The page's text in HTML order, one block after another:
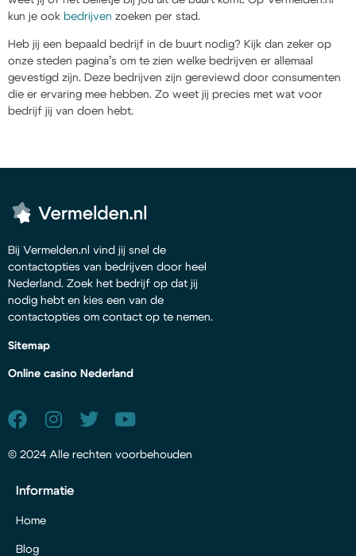
kun je ook bedrijven zoeken per stad.
Heb jij een bepaald bedrijf in de buurt nodig? Kijk dan zeker op
onze steden pagina’s om te zien welke bedrijven er allemaal
gevestigd zijn. Deze bedrijven zijn gereviewd door consumenten
die er ervaring mee hebben. Zo weet jij precies met wat voor
bedrijf jij van doen hebt.
Bij Vermelden.nl vind jij snel de
contactopties van bedrijven door heel
Nederland. Zoek het bedrijf op dat jij
nodig hebt en kies een van de
contactopties om contact op te nemen.
Sitemap
Online casino Nederland
© 2024 Alle rechten voorbehouden
Informatie
Home
Blog